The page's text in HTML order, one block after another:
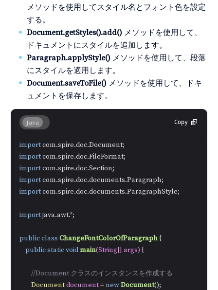
メソッドを使用してスタイル名とフォント色を設定
する。
Document.getStyles().add() メソッドを使用して、
ドキュメントにスタイルを追加します。
Paragraph.applyStyle() メソッドを使用して、段落
にスタイルを適用します。
Document.saveToFile() メソッドを使用して、ドキ
ュメントを保存します。
Java Copy
import
import
import
import
import com.spire.doc.documents.ParagraphStyle;
import java.awt.*;
publicclass ChangeFontColorOfParagraph {
publicstaticvoidmain(String[] args) {
//Document クラスのインスタンスを作成する
Documentdocument=newDocument();